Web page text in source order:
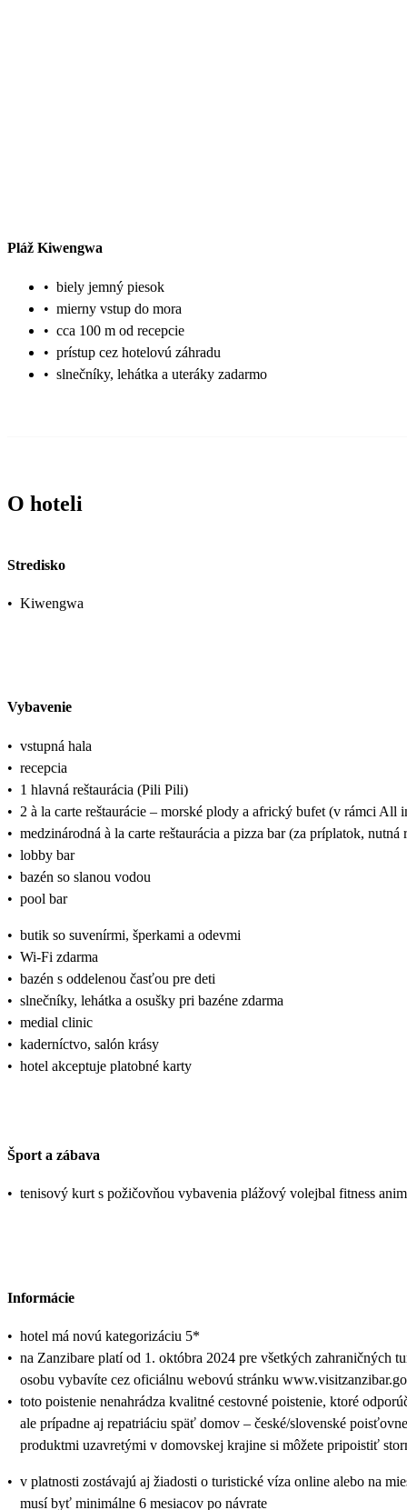
Pláž Kiwengwa
• biely jemný piesok
• mierny vstup do mora
• cca 100 m od recepcie
• prístup cez hotelovú záhradu
• slnečníky, lehátka a uteráky zadarmo
O hoteli
Stredisko
• Kiwengwa
Vybavenie
• vstupná hala
• recepcia
• 1 hlavná reštaurácia (Pili Pili)
• 2 à la carte reštaurácie – morské plody a africký bufet (v rámci All
• medzinárodná à la carte reštaurácia a pizza bar (za príplatok, nutná
• lobby bar
• bazén so slanou vodou
• pool bar
• butik so suvenírmi, šperkami a odevmi
• Wi-Fi zdarma
• bazén s oddelenou časťou pre deti
• slnečníky, lehátka a osušky pri bazéne zdarma
• medial clinic
• kaderníctvo, salón krásy
• hotel akceptuje platobné karty
Šport a zábava
• tenisový kurt s požičovňou vybavenia plážový volejbal fitness
Informácie
• hotel má novú kategorizáciu 5*
• na Zanzibare platí od 1. októbra 2024 pre všetkých zahraničných
osobu vybavíte cez oficiálnu webovú stránku
• toto poistenie nenahrádza kvalitné cestovné poistenie, ktoré
ale prípadne aj repatriáciu späť domov – české/slovenské
produktmi uzavretými v domovskej krajine si môžete pripoistiť
• v platnosti zostávajú aj žiadosti o turistické víza online alebo na
musí byť minimálne 6 mesiacov po návrate